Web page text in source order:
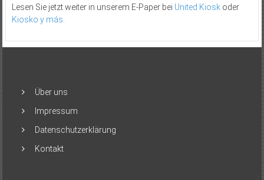
Lesen Sie jetzt weiter in unserem E-Paper bei United Kioskoder
Kiosko y más
Über uns
Impressum
Datenschutzerklärung
Kontakt